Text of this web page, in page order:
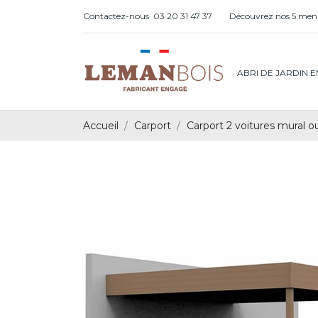
Contactez-nous 03 20 31 47 37 Découvrez nos 5
ABRI DE JARDIN
Accueil Carport Carport 2 voitures mural